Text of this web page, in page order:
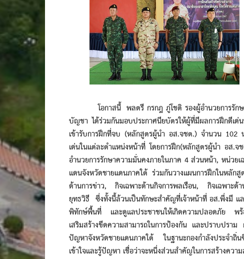
โอกาสนี้ พลตรี กรกฎ ภู่โชติ รองผู้อำนวยการรักษ
บัญชา ได้ร่วมกันมอบประกาศนียบัตรให้ผู้ที่มีผลการฝึกดีเ
เข้ารับการฝึกที่จบ (หลักสูตรผู้นำ อส.จชต.) จำนวน
เด่นในแต่ละตำแหน่งหน้าที่ โดยการฝึก(หลักสูตรผู้นำ อส.
อำนวยการรักษาความมั่นคงภายในภาค 4 ส่วนหน้า, หน่ว
แดนจังหวัดชายแดนภาคใต้ ร่วมกันวางแผนการฝึกในหลั
ด้านการข่าว, กิจเฉพาะด้านกิจการพลเรือน, กิจเฉพาะ
ยุทธวิธี ซึ่งทั้งนี้ล้วนเป็นทักษะสำคัญที่เจ้าหน้าที่ อส.พึ่งมี แ
พิทักษ์พื้นที่ และดูแลประชาชนให้เกิดความปลอดภัย พร้อ
เสริมสร้างขีดความสามารถในการป้องกัน และปราบปรา
ปัญหาจังหวัดชายแดนภาคใต้ ในฐานะกองกำลังประจำ
เข้าใจและรู้ปัญหา เชื่อว่าจะหนึ่งส่วนสำคัญในการสร้างคว